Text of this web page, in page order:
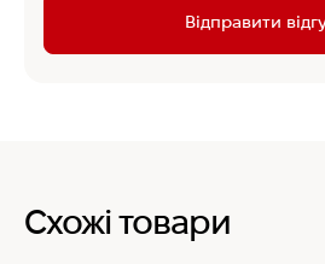
Відправити
Схожі товари